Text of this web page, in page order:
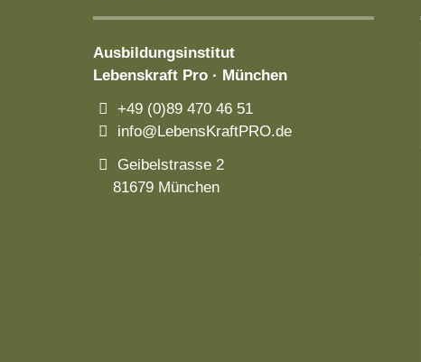
Ausbildungsinstitut
Lebenskraft Pro · München
+49 (0)89 470 46 51
info@LebensKraftPRO.de
Geibelstrasse 2
81679 München